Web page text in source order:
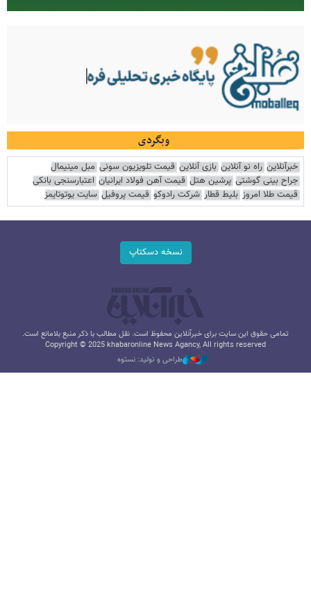
وبگردی
خبرآنلاین راه نو آنلاین بازی آنلاین قیمت تلویزیون سونی مبل مینیمال
جراح بینی گوشتی پرشین هتل قیمت آهن فولاد ایرانیان اعتبارسنجی بانکی
قیمت طلا امروز بلیط قطار شرکت رادوکو قیمت پروفیل سایت یوتوتایمز
نسخه دسکتاپ
تمامی حقوق این سایت برای خبرآنلاین محفوظ است. نقل مطالب با ذکر منبع بلامانع است.
Copyright © 2025 khabaronline News Agancy, All rights reserved
طراحی و تولید: نستوه